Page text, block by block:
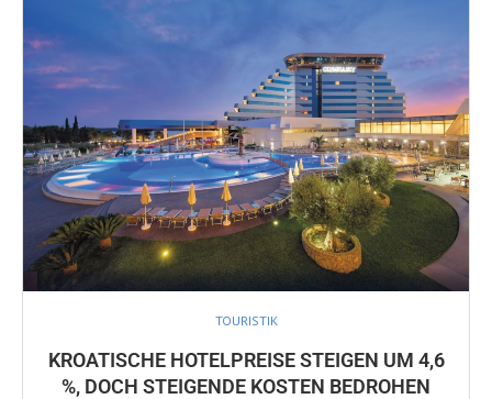
TOURISTIK
KROATISCHE HOTELPREISE STEIGEN UM 4,6
%, DOCH STEIGENDE KOSTEN BEDROHEN